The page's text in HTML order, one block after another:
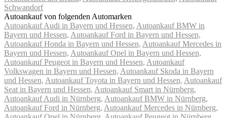
Schwandorf
Autoankauf von folgenden Automarken
Autoankauf Audi in Bayern und Hessen, Autoankauf BMW in
Bayern und Hessen, Autoankauf Ford in Bayern und Hessen,
Autoankauf Honda in Bayern und Hessen, Autoankauf Mercedes in
Bayern und Hessen, Autoankauf Opel in Bayern und Hessen,
Autoankauf Peugeot in Bayern und Hessen, Autoankauf
Volkswagen in Bayern und Hessen, Autoankauf Skoda in Bayern
und Hessen, Autoankauf Toyota in Bayern und Hessen, Autoankauf
Seat in Bayern und Hessen, Autoankauf Smart in Nürnberg,
Autoankauf Audi in Nürnberg, Autoankauf BMW in Nürnberg,
Autoankauf Ford in Nürnberg, Autoankauf Mercedes in Nürnberg,